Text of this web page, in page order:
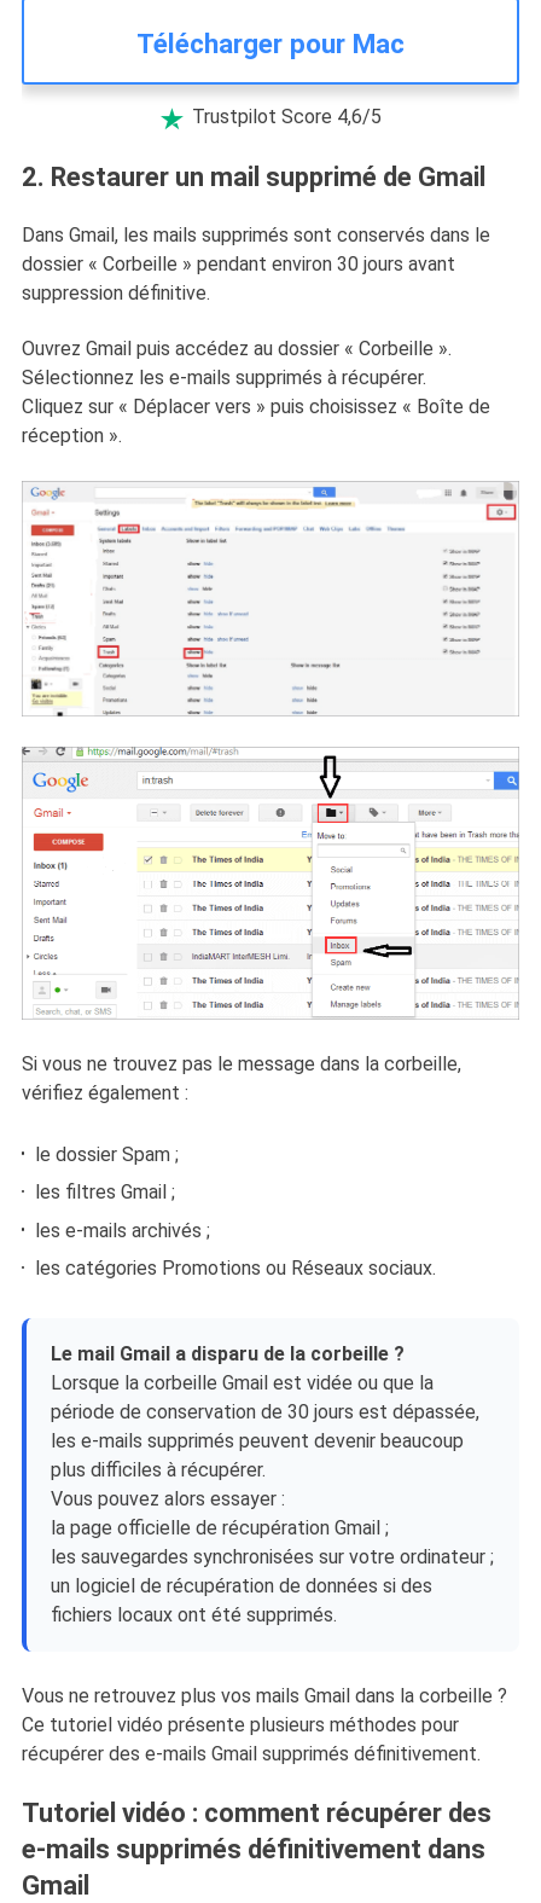
Télécharger pour Mac
 Trustpilot Score 4,6/5
2. Restaurer un mail supprimé de Gmail
Dans Gmail, les mails supprimés sont conservés dans le
dossier « Corbeille » pendant environ 30 jours avant
suppression définitive.
Ouvrez Gmail puis accédez au dossier « Corbeille ».
Sélectionnez les e-mails supprimés à récupérer.
Cliquez sur « Déplacer vers » puis choisissez « Boîte de
réception ».
Si vous ne trouvez pas le message dans la corbeille,
vérifiez également :
le dossier Spam ;
les filtres Gmail ;
les e-mails archivés ;
les catégories Promotions ou Réseaux sociaux.
Le mail Gmail a disparu de la corbeille ?
Lorsque la corbeille Gmail est vidée ou que la
période de conservation de 30 jours est dépassée,
les e-mails supprimés peuvent devenir beaucoup
plus difficiles à récupérer.
Vous pouvez alors essayer :
la page officielle de récupération Gmail ;
les sauvegardes synchronisées sur votre ordinateur ;
un logiciel de récupération de données si des
fichiers locaux ont été supprimés.
Vous ne retrouvez plus vos mails Gmail dans la corbeille ?
Ce tutoriel vidéo présente plusieurs méthodes pour
récupérer des e-mails Gmail supprimés définitivement.
Tutoriel vidéo : comment récupérer des
e-mails supprimés définitivement dans
Gmail